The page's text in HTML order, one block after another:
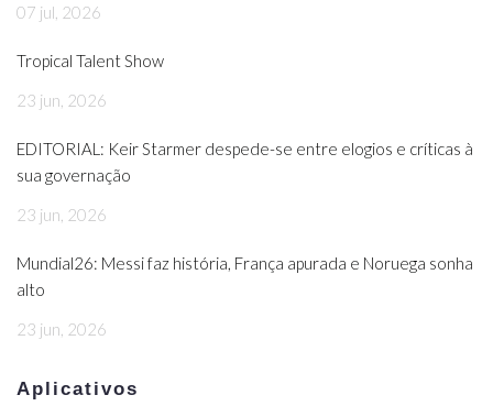
07 jul, 2026
Tropical Talent Show
23 jun, 2026
EDITORIAL: Keir Starmer despede-se entre elogios e críticas à
sua governação
23 jun, 2026
Mundial26: Messi faz história, França apurada e Noruega sonha
alto
23 jun, 2026
Aplicativos